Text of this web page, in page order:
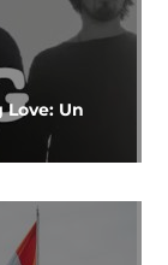
Love: Un